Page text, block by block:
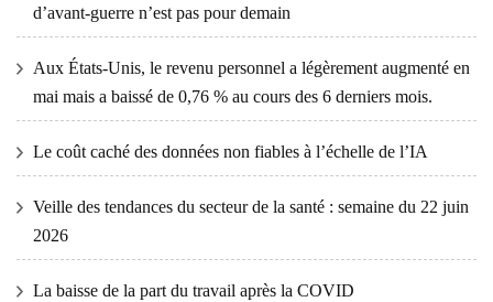
d’avant-guerre n’est pas pour demain
Aux États-Unis, le revenu personnel a légèrement augmenté en
mai mais a baissé de 0,76 % au cours des 6 derniers mois.
Le coût caché des données non fiables à l’échelle de l’IA
Veille des tendances du secteur de la santé : semaine du 22 juin
2026
La baisse de la part du travail après la COVID